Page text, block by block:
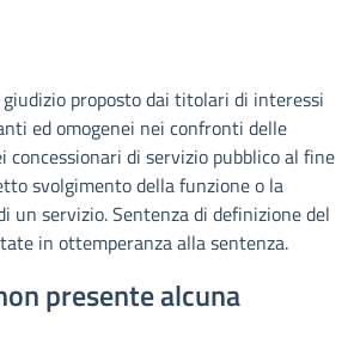
proposto dai titolari di interessi
ed omogenei nei confronti delle
concessionari di servizio pubblico al fine
svolgimento della funzione o la
un servizio. Sentenza di definizione del
in ottemperanza alla sentenza.
presente alcuna